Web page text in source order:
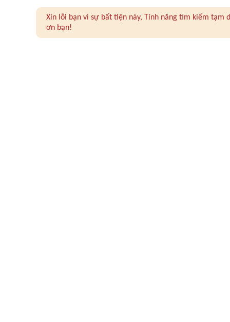
Xin lỗi bạn vì sự bất tiện này, Tính năng tìm kiếm
ơn bạn!